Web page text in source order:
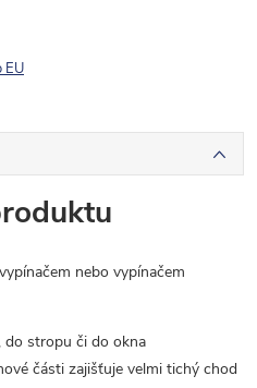
EU
nebo vypínačem
do stropu či do okna
části zajišťuje velmi tichý chod